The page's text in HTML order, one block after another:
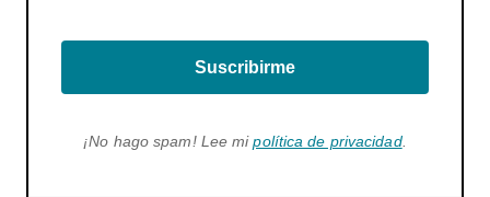
Suscribirme
¡No hago spam! Lee mipolítica de privacidad.